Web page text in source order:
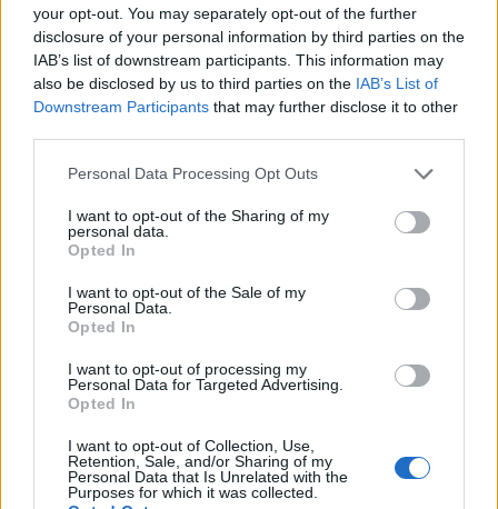
your opt-out. You may separately opt-out of the further
disclosure of your personal information by third parties on the
IAB’s list of downstream participants. This information may
also be disclosed by us to third parties on the IAB’s List of
Downstream Participants that may further disclose it to other
Personal Data Processing Opt Outs
I want to opt-out of the Sharing of my
personal data.
Opted In
I want to opt-out of the Sale of my
Personal Data.
Opted In
I want to opt-out of processing my
Personal Data for Targeted Advertising.
Opted In
I want to opt-out of Collection, Use,
Retention, Sale, and/or Sharing of my
Personal Data that Is Unrelated with the
Purposes for which it was collected.
a kínai versenytársak, elsősorban a BYD, egyre
nagyobb piaci részesedést szereznek az Európai
Unióban. A szektor piaci értékéből idén már több
10 milliárd euró tűnt el - írja a Financial Times.
azon alapok közé tartozik, amelyek short pozíciókat
Benz, valamint a Renault papírjaiban. A Bank of America
adatai alapján május végén a Stellantis által kibocsátott
fokozatú értékpapírnak. A vállalatcsoport...
KEDVES OLVASÓNK!
tartozik, melynek olvasása előfizetéses
regisztrációhoz kötött.